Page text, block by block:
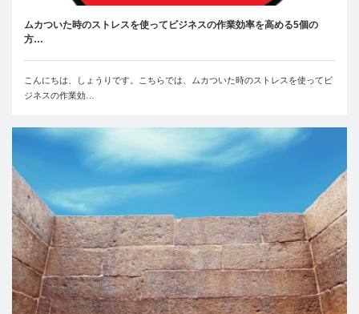
ムカついた時のストレスを使ってビジネスの作業効率を高める5個の
方…
こんにちは、しょうりです。こちらでは、ムカついた時のストレスを使ってビ
ジネスの作業効…